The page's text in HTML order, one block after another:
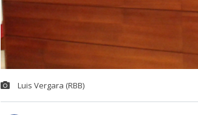
Luis Vergara (RBB)